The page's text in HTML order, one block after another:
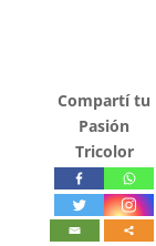
Compartí tu
Pasión
Tricolor